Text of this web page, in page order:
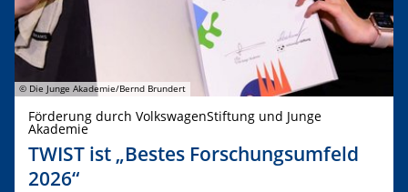
© Die Junge Akademie/Bernd Brundert
Förderung durch VolkswagenStiftung und Junge
Akademie
TWIST ist „Bestes Forschungsumfeld
2026“